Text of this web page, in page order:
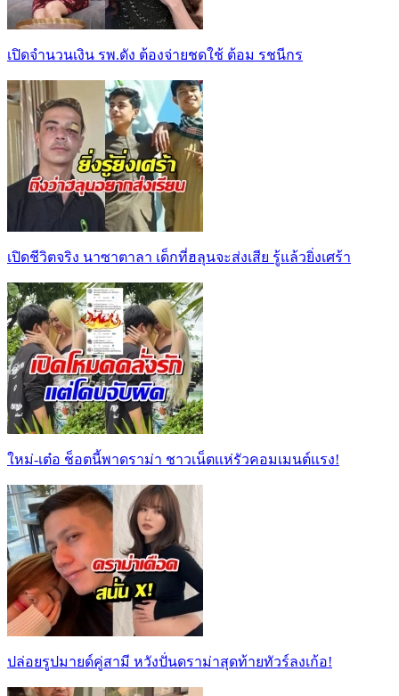
เปิดจำนวนเงิน รพ.ดัง ต้องจ่ายชดใช้ ต้อม รชนีกร
เปิดชีวิตจริง นาซาตาลา เด็กที่ฮลุนจะส่งเสีย รู้แล้วยิ่งเศร้า
ใหม่-เต๋อ ช็อตนี้พาดราม่า ชาวเน็ตเเห่รัวคอมเมนต์เเรง!
ปล่อยรูปมายด์คู่สามี หวังปั่นดราม่าสุดท้ายทัวร์ลงเก้อ!